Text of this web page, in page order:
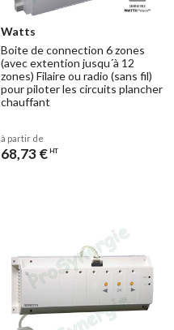
Watts
Boite de connection 6 zones
(avec extention jusqu´à 12
zones) Filaire ou radio (sans fil)
pour piloter les circuits plancher
chauffant
à partir de
68,73 € HT